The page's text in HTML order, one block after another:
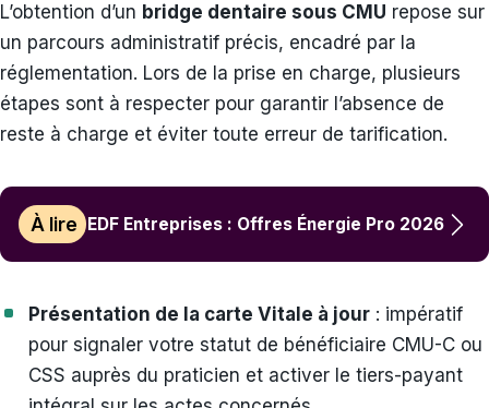
L’obtention d’un bridge dentaire sous CMU repose sur
un parcours administratif précis, encadré par la
réglementation. Lors de la prise en charge, plusieurs
étapes sont à respecter pour garantir l’absence de
reste à charge et éviter toute erreur de tarification.
À lire EDF Entreprises : Offres Énergie Pro 2026
Présentation de la carte Vitale à jour : impératif
pour signaler votre statut de bénéficiaire CMU-C ou
CSS auprès du praticien et activer le tiers-payant